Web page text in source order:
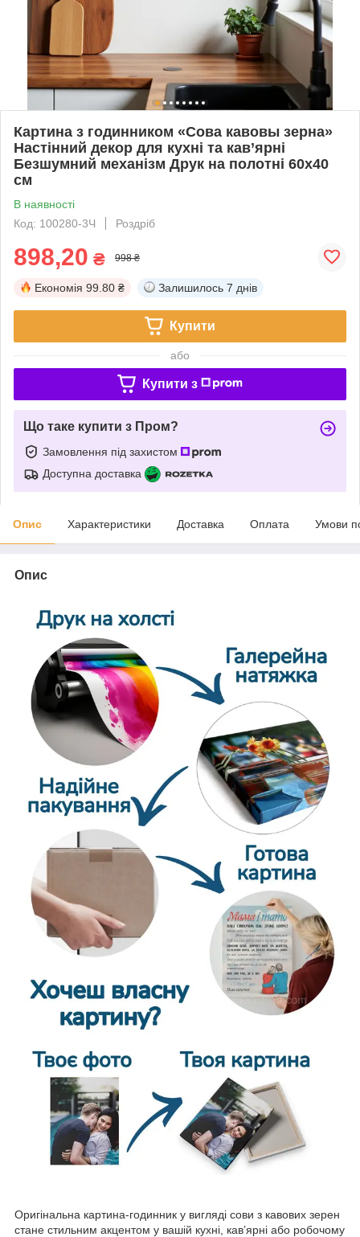
Картина з годинником «Сова кавовы зерна»
Настінний декор для кухні та кав’ярні
Безшумний механізм Друк на полотні 60х40
см
В наявності
Код: 100280-3Ч
Роздріб
898,20 ₴ 998 ₴
Економія 99.80 ₴ Залишилось 7 днів
Купити
або
Купити з
Що таке купити з Пром?
Замовлення під захистом
Доступна доставка
Опис Характеристики Доставка Оплата Умови
Опис
Оригінальна картина-годинник у вигляді сови з кавових зерен
стане стильним акцентом у вашій кухні, кав’ярні або робочому